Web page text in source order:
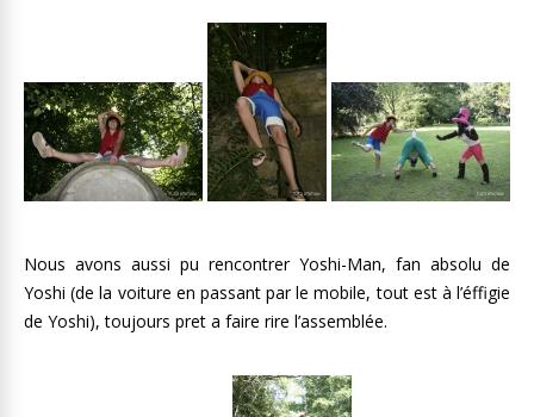
Nous avons aussi pu rencontrer Yoshi-Man, fan absolu de
Yoshi (de la voiture en passant par le mobile, tout est à l’éffigie
de Yoshi), toujours pret a faire rire l’assemblée.